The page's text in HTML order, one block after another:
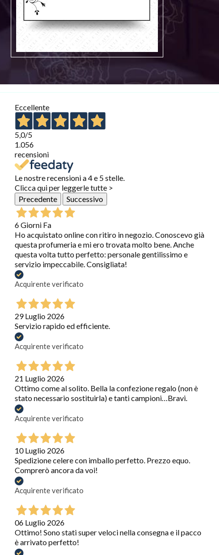
Eccellente
5,0/5
1.056
recensioni
Le nostre recensioni a 4 e 5 stelle.
Clicca qui per leggerle tutte >
Precedente
Successivo
6 Giorni Fa
Ho acquistato online con ritiro in negozio. Conoscevo già
questa profumeria e mi ero trovata molto bene. Anche
questa volta tutto perfetto: personale gentilissimo e
servizio impeccabile. Consigliata!
Acquirente verificato
29 Luglio 2026
Servizio rapido ed efficiente.
Acquirente verificato
21 Luglio 2026
Ottimo come al solito. Bella la confezione regalo (non è
stato necessario sostituirla) e tanti campioni…Bravi.
Acquirente verificato
10 Luglio 2026
Spedizione celere con imballo perfetto. Prezzo equo.
Comprerò ancora da voi!
Acquirente verificato
06 Luglio 2026
Ottimo! Sono stati super veloci nella consegna e il pacco
è arrivato perfetto!